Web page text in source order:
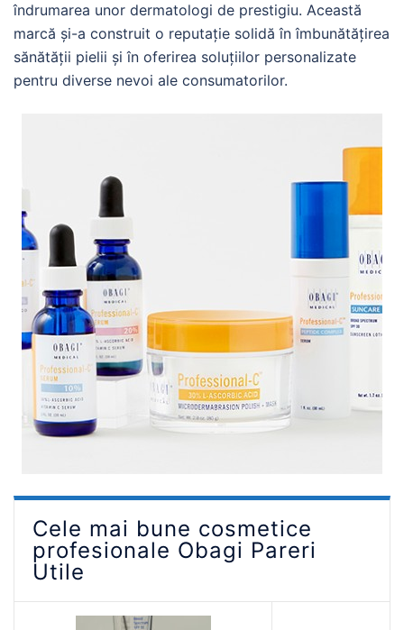
îndrumarea unor dermatologi de prestigiu. Această
marcă și-a construit o reputație solidă în îmbunătățirea
sănătății pielii și în oferirea soluțiilor personalizate
pentru diverse nevoi ale consumatorilor.
Cele mai bune cosmetice
profesionale Obagi Pareri
Utile